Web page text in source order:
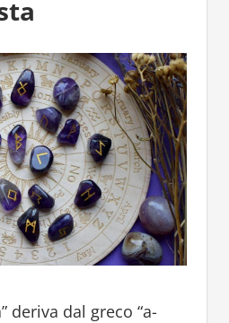
deriva dal greco “a-